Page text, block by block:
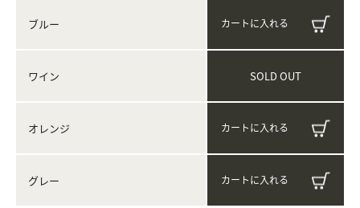
ブルー
ワイン SOLD OUT
オレンジ
グレー